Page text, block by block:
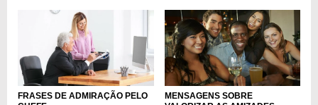
FRASES DE ADMIRAÇÃO PELO
MENSAGENS SOBRE